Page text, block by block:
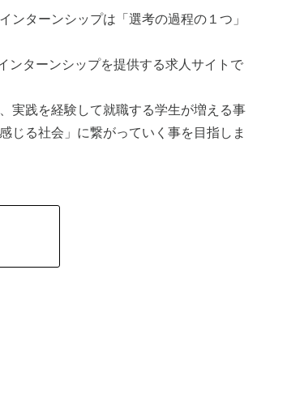
ターンシップは「選考の過程の１つ」
ターンシップを提供する求人サイトで
実践を経験して就職する学生が増える事
じる社会」に繋がっていく事を目指しま